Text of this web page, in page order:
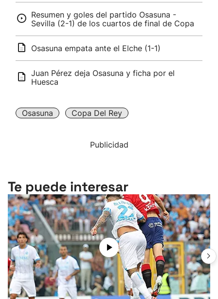
Resumen y goles del partido Osasuna -
Sevilla (2-1) de los cuartos de final de Copa
Osasuna empata ante el Elche (1-1)
Juan Pérez deja Osasuna y ficha por el
Huesca
Osasuna Copa Del Rey
Publicidad
Te puede interesar